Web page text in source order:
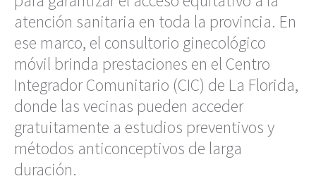
atención sanitaria en toda la provincia. En
ese marco, el consultorio ginecológico
móvil brinda prestaciones en el Centro
Integrador Comunitario (CIC) de La Florida,
donde las vecinas pueden acceder
gratuitamente a estudios preventivos y
métodos anticonceptivos de larga
duración.